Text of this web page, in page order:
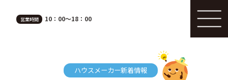
営業時間 10：00～18：00
ハウスメーカー新着情報